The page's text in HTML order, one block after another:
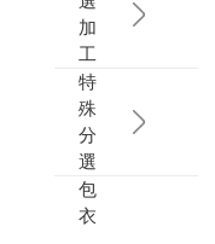
加
工
特
殊
分
選
包
衣